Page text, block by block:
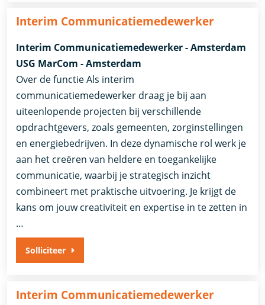
Interim Communicatiemedewerker
Interim Communicatiemedewerker - Amsterdam
USG MarCom - Amsterdam
Over de functie Als interim
communicatiemedewerker draag je bij aan
uiteenlopende projecten bij verschillende
opdrachtgevers, zoals gemeenten, zorginstellingen
en energiebedrijven. In deze dynamische rol werk je
aan het creëren van heldere en toegankelijke
communicatie, waarbij je strategisch inzicht
combineert met praktische uitvoering. Je krijgt de
kans om jouw creativiteit en expertise in te zetten in
…
Solliciteer
Interim Communicatiemedewerker